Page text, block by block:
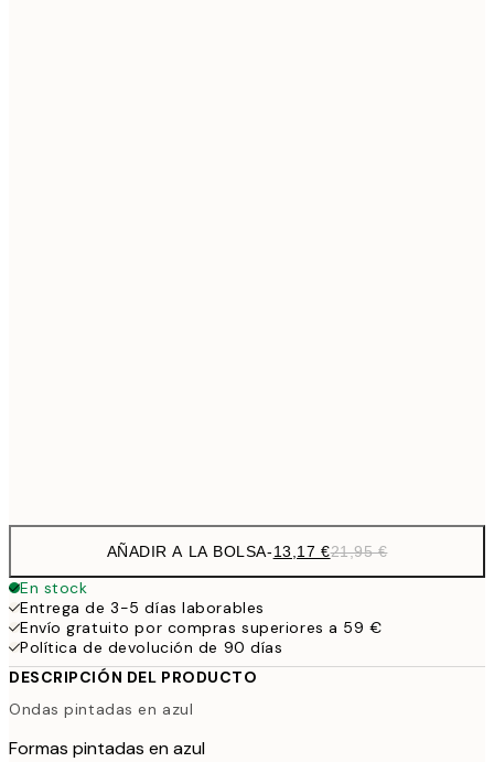
AÑADIR A LA BOLSA-13,17 €21,95 €
En stock
Entrega de 3-5 días laborables
Envío gratuito por compras superiores a 59 €
Política de devolución de 90 días
DESCRIPCIÓN DEL PRODUCTO
Ondas pintadas en azul
Formas pintadas en azul